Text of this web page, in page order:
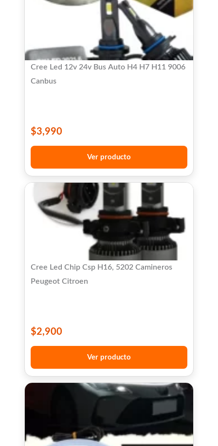
Cree Led 12v 24v Bus Auto H4 H7 H11 9006
Canbus
$3,990
Ver producto
Cree Led Chip Csp H16, 5202 Camineros
Peugeot Citroen
$2,900
Ver producto